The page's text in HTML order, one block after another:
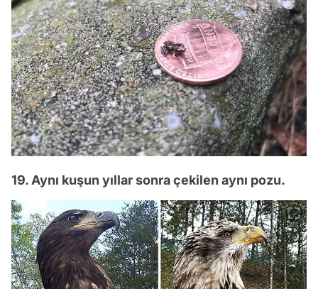
19. Aynı kuşun yıllar sonra çekilen aynı pozu.